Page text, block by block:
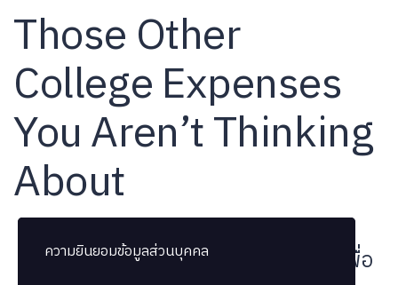
Those Other
College Expenses
You Aren’t Thinking
About
บทเรียนถูกล็อค กรุณาซื้อคอร์สเรียนเพื่อ
ความยินยอมข้อมูลส่วนบุคคล
ความยินยอมข้อมูลส่วนบุคคล